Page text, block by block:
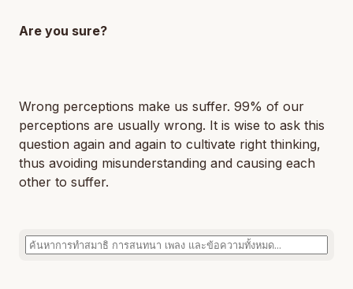
Are you sure?
Wrong perceptions make us suffer. 99% of our
perceptions are usually wrong. It is wise to ask this
question again and again to cultivate right thinking,
thus avoiding misunderstanding and causing each
other to suffer.